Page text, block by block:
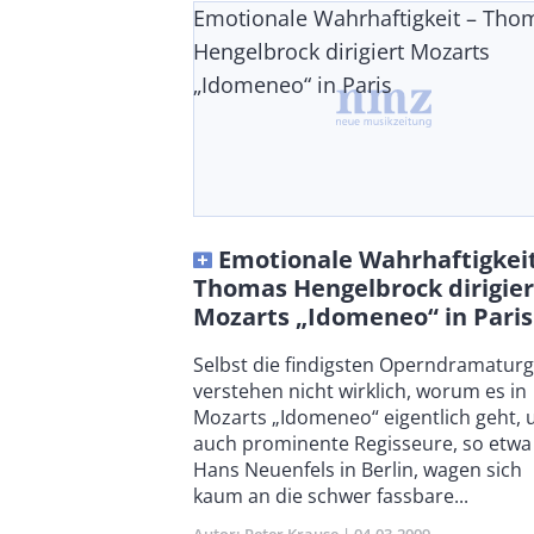
Emotionale Wahrhaftigkeit –
Hengelbrock dirigiert Mozarts
„Idomeneo“ in Paris
Emotionale
Thomas Hengelbrock
Mozarts „Idomeneo“ in Paris
Body
Selbst die findigsten
verstehen nicht wirklich, worum es in
Mozarts „Idomeneo“ eigentlich geht,
auch prominente Regisseure, so etwa
Hans Neuenfels in Berlin, wagen sich
kaum an die schwer fassbare...